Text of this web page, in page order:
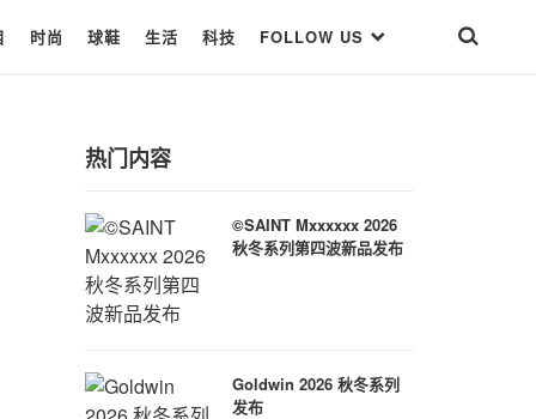
时尚 球鞋 生活 科技 FOLLOW US
热门内容
©SAINT Mxxxxxx 2026
秋冬系列第四波新品发布
Goldwin 2026 秋冬系列
发布